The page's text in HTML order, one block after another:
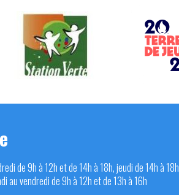
de 9h à 12h et de 14h à 18h, jeudi de 14h à 18h
au vendredi de 9h à 12h et de 13h à 16h